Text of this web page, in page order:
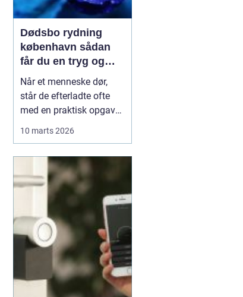
Dødsbo rydning
københavn sådan
får du en tryg og
effektiv løsning
Når et menneske dør,
står de efterladte ofte
med en praktisk opgave,
minder i hvert rum, og
samtidig presser
tidsfrister, skifteret og
måske et boligskifte på.
Her kan professionel
10 marts 2026